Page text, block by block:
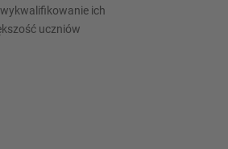
ich
uczniów